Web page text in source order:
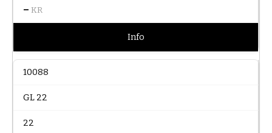
– KR
Info
10088
GL 22
22